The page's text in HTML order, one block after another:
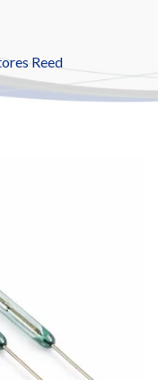
Reed